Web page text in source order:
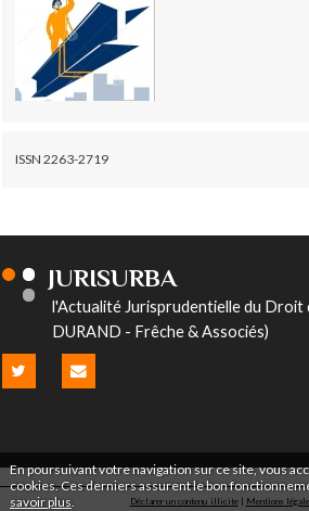
En poursuivant votre navigation sur ce site, vous
cookies. Ces derniers assurent le bon
savoir plus
ISSN 2263-2719
JURISURBA
l'Actualité Jurisprudentielle du Droit
DURAND - Frêche & Associés)
Déclarer un contenu illicite| Mentions